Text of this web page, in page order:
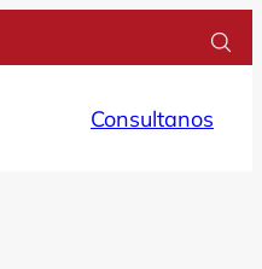
Consultanos